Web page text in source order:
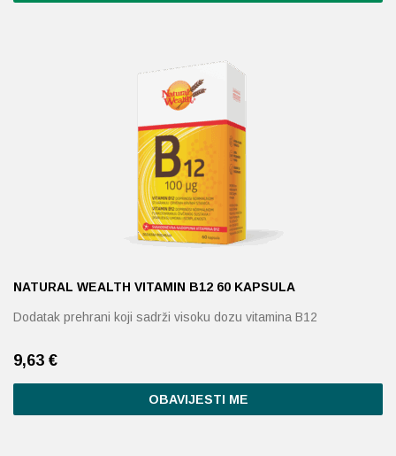
NATURAL WEALTH VITAMIN B12 60 KAPSULA
Dodatak prehrani koji sadrži visoku dozu vitamina B12
9,63 €
OBAVIJESTI ME